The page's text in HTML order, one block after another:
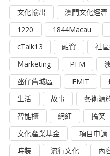
文化輸出
澳門文化經濟
1220
1844Macau
cTalk13
融資 社
Ｍarketing
PFM
氹仔舊城區
EMIT
生活
故事 藝術源
智能櫃
網紅 搞笑
文化產業基金
項目申請
時裝
流行文化 內